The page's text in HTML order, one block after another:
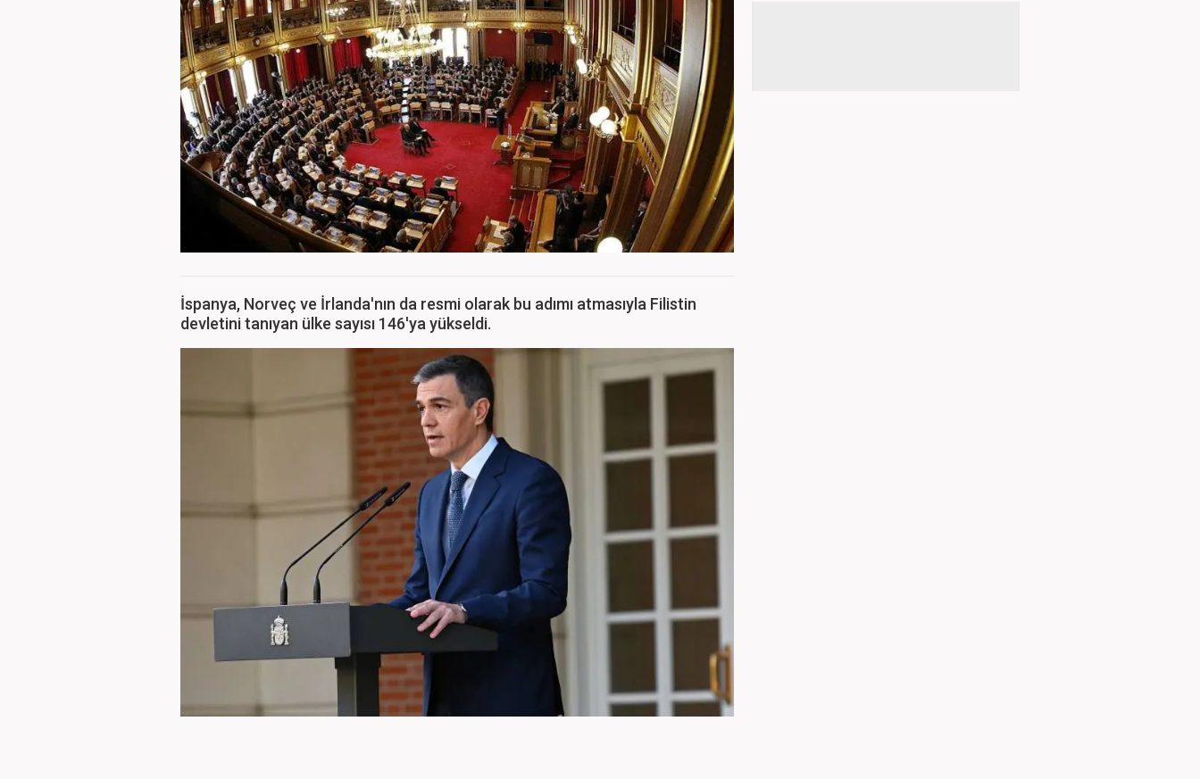
İspanya, Norveç ve İrlanda'nın da resmi olarak bu adımı atmasıyla Filistin
devletini tanıyan ülke sayısı 146'ya yükseldi.